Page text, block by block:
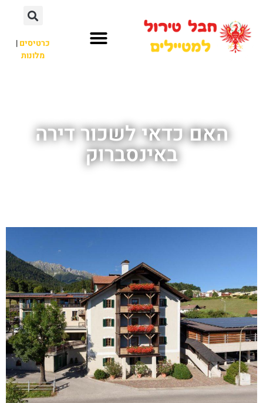
כרטיסים|
מלונות
האם כדאי לשכור דירה
באינסברוק